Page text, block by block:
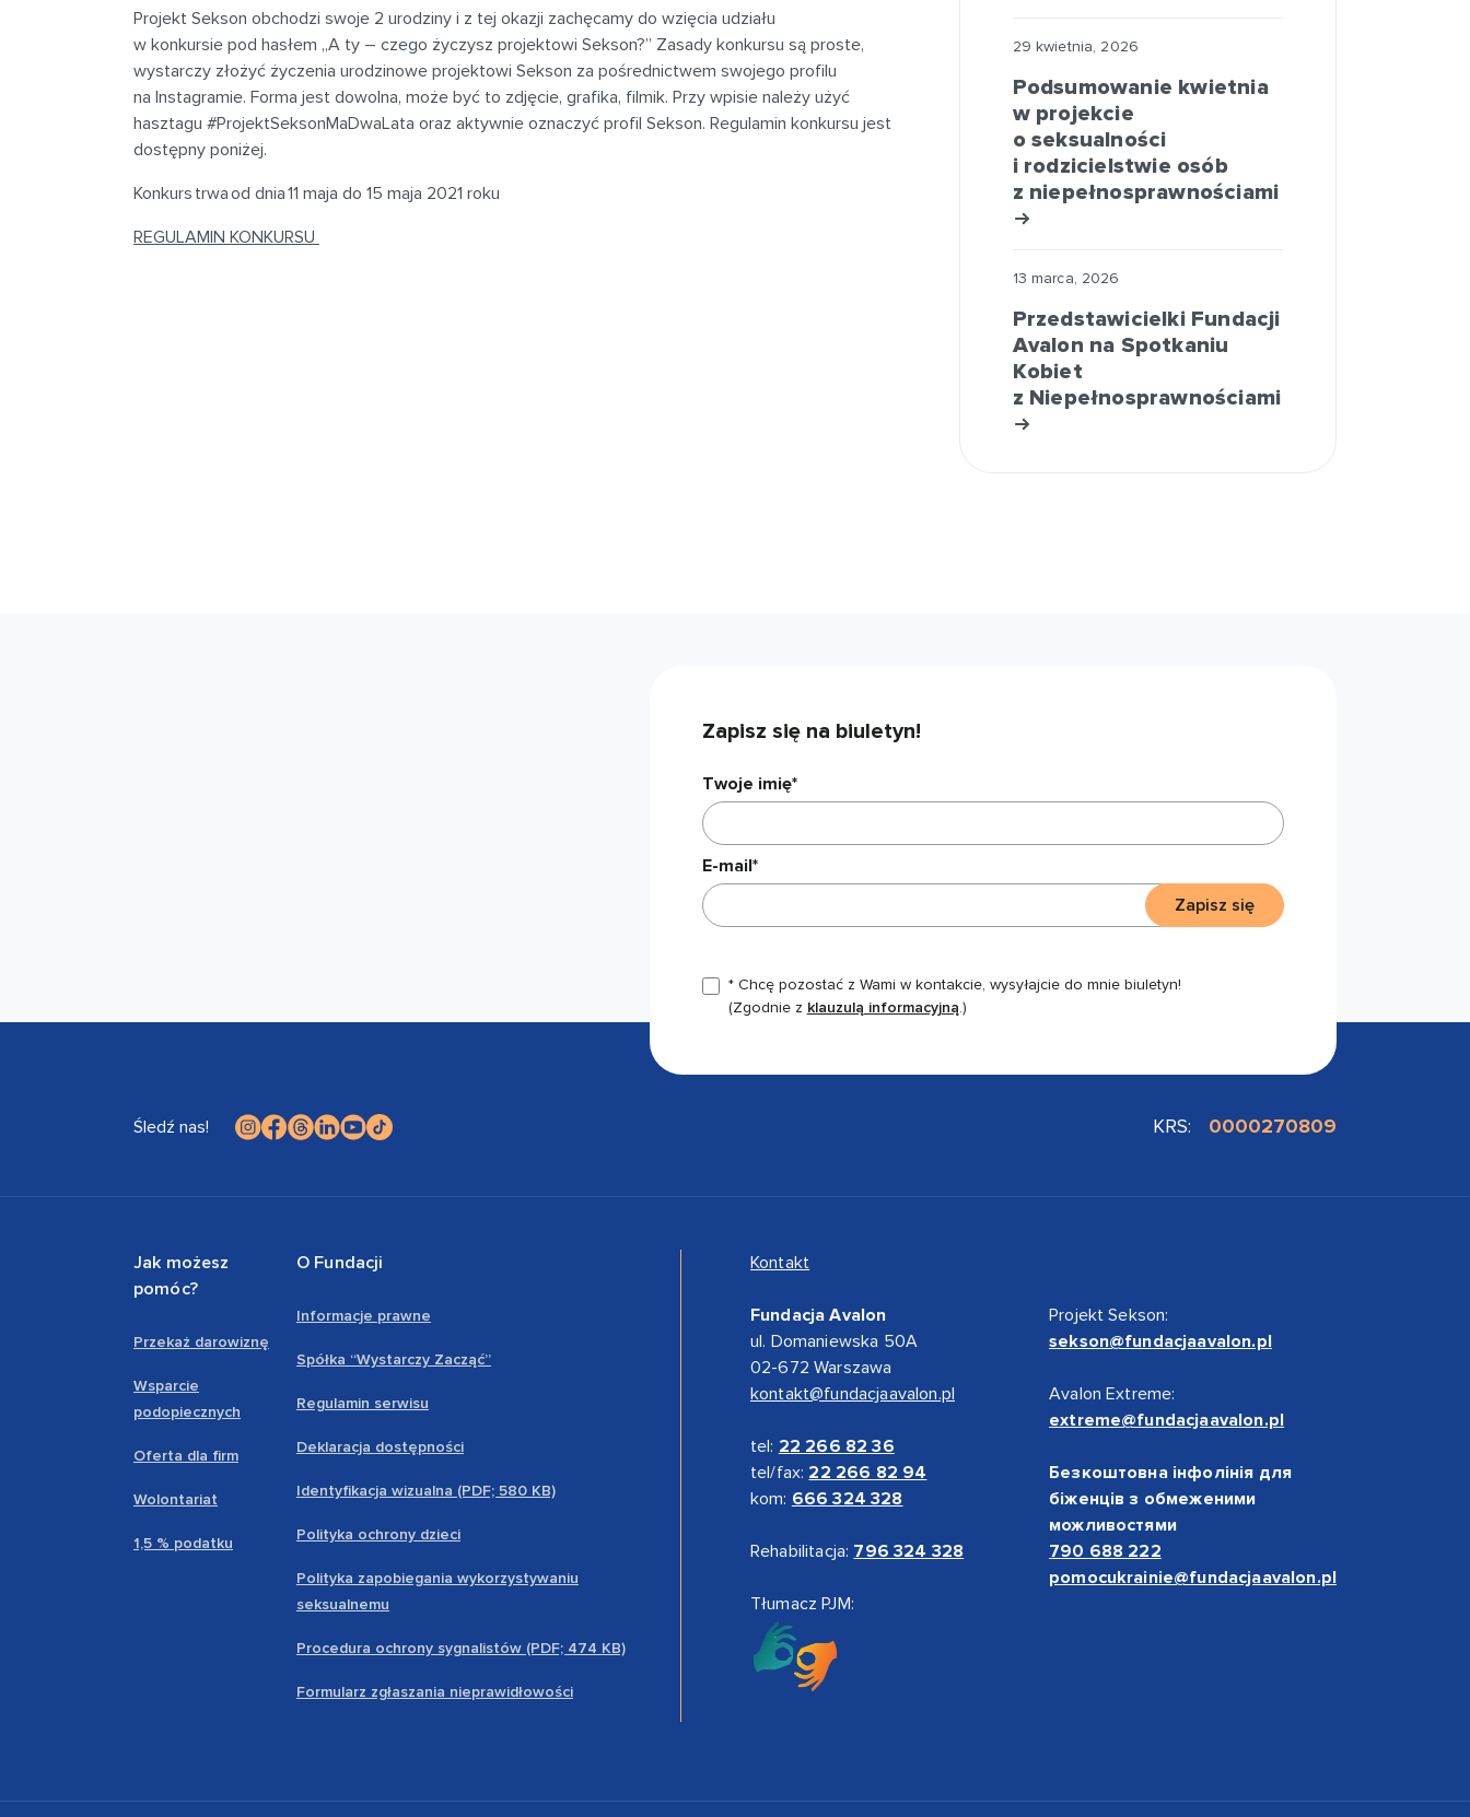
Projekt Sekson obchodzi swoje 2 urodziny i z tej okazji zachęcamy do wzięcia udziału
w konkursie pod hasłem „A ty – czego życzysz projektowi Sekson?” Zasady konkursu są proste,
wystarczy złożyć życzenia urodzinowe projektowi Sekson za pośrednictwem swojego profilu
na Instagramie. Forma jest dowolna, może być to zdjęcie, grafika, filmik. Przy wpisie należy użyć
hasztagu #ProjektSeksonMaDwaLata oraz aktywnie oznaczyć profil Sekson. Regulamin konkursu jest
dostępny poniżej.
Konkurs trwa od dnia 11 maja do 15 maja 2021 roku
REGULAMIN KONKURSU
29 kwietnia, 2026
Podsumowanie kwietnia
w projekcie
o seksualności
i rodzicielstwie osób
z niepełnosprawnościami
13 marca, 2026
Przedstawicielki Fundacji
Avalon na Spotkaniu
Kobiet
z Niepełnosprawnościami
Zapisz się na biuletyn!
Twoje imię*
E-mail*
* Chcę pozostać z Wami w kontakcie, wysyłajcie do mnie biuletyn!
(Zgodnie z klauzulą informacyjną.)
Zapisz się
KRS: 0000270809
Śledź nas!
Jak możesz
pomóc?
Przekaż darowiznę
Wsparcie
podopiecznych
Oferta dla firm
Wolontariat
1,5 % podatku
O Fundacji
Informacje prawne
Spółka “Wystarczy Zacząć”
Regulamin serwisu
Deklaracja dostępności
Identyfikacja wizualna (PDF; 580 KB)
Polityka ochrony dzieci
Polityka zapobiegania wykorzystywaniu
seksualnemu
Procedura ochrony sygnalistów (PDF; 474 KB)
Formularz zgłaszania nieprawidłowości
Kontakt
Fundacja Avalon
ul. Domaniewska 50A
02-672 Warszawa
kontakt@fundacjaavalon.pl
tel: 22 266 82 36
tel/fax: 22 266 82 94
kom: 666 324 328
Rehabilitacja: 796 324 328
Tłumacz PJM:
Projekt Sekson:
sekson@fundacjaavalon.pl
Avalon Extreme:
extreme@fundacjaavalon.pl
Безкоштовна інфолінія для
біженців з обмеженими
можливостями
790 688 222
pomocukrainie@fundacjaavalon.pl